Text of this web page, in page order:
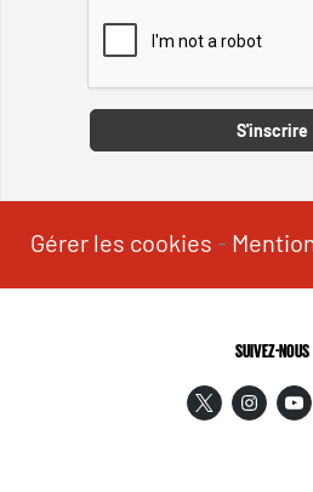
S'inscrire
Gérer les cookies -
SUIVEZ-NOUS